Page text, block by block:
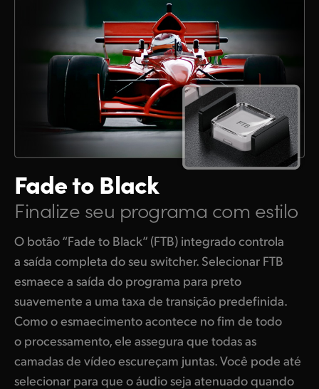
Fade to Black
Finalize seu programa com estilo
O botão “Fade to Black” (FTB) integrado controla
a saída completa do seu switcher. Selecionar FTB
esmaece a saída do programa para preto
suavemente a uma taxa de transição predefinida.
Como o esmaecimento acontece no fim de todo
o processamento, ele assegura que todas as
camadas de vídeo escureçam juntas. Você pode até
selecionar para que o áudio seja atenuado quando